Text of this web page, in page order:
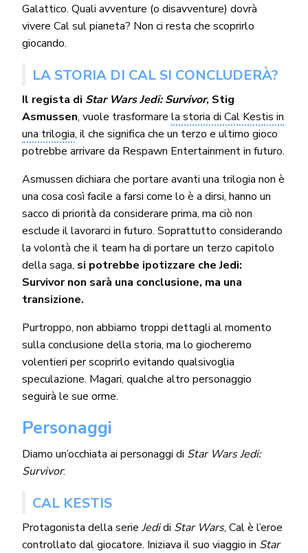
Galattico. Quali avventure (o disavventure) dovrà
vivere Cal sul pianeta? Non ci resta che scoprirlo
giocando.
LA STORIA DI CAL SI CONCLUDERÀ?
Il regista di Star Wars Jedi: Survivor, Stig
Asmussen, vuole trasformarela storia di Cal Kestis in
una trilogia, il che significa che un terzo e ultimo gioco
potrebbe arrivare da Respawn Entertainment in futuro.
Asmussen dichiara che portare avanti una trilogia non è
una cosa così facile a farsi come lo è a dirsi, hanno un
sacco di priorità da considerare prima, ma ciò non
esclude il lavorarci in futuro. Soprattutto considerando
la volontà che il team ha di portare un terzo capitolo
della saga, si potrebbe ipotizzare che Jedi:
Survivor non sarà una conclusione, ma una
transizione.
Purtroppo, non abbiamo troppi dettagli al momento
sulla conclusione della storia, ma lo giocheremo
volentieri per scoprirlo evitando qualsivoglia
speculazione. Magari, qualche altro personaggio
seguirà le sue orme.
Personaggi
Diamo un’occhiata ai personaggi di Star Wars Jedi:
Survivor:
CAL KESTIS
Protagonista della serieJedidi Star Wars, Cal è l’eroe
controllato dal giocatore. Iniziava il suo viaggio in Star